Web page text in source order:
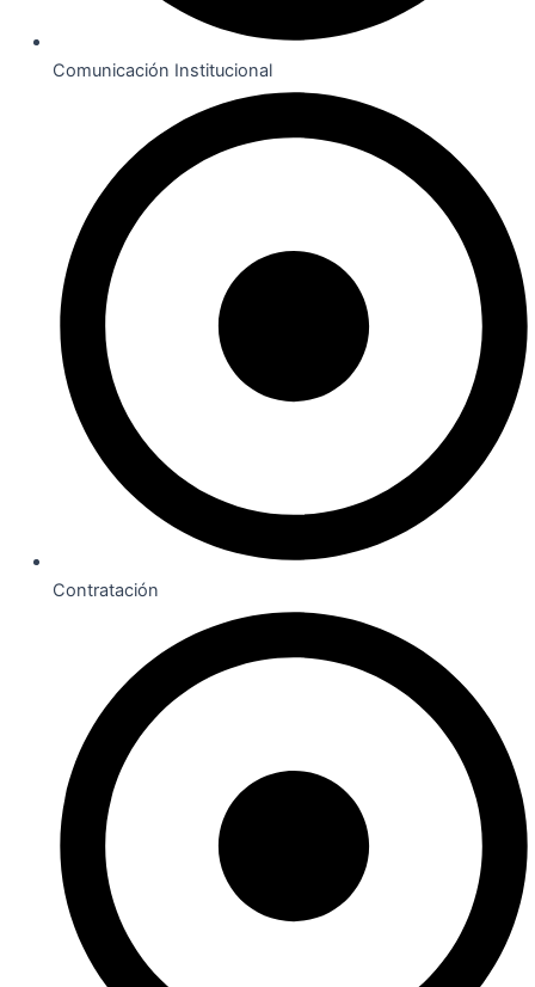
Comunicación Institucional
Contratación